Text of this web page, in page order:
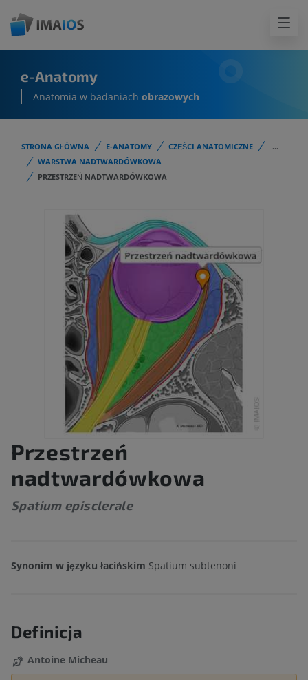
e-Anatomy
Anatomia w badaniach obrazowych
STRONA GŁÓWNA E-ANATOMY CZĘŚCI ANATOMICZNE
...
WARSTWA NADTWARDÓWKOWA
PRZESTRZEŃ NADTWARDÓWKOWA
Przestrzeń
nadtwardówkowa
Spatium episclerale
Synonim w języku łacińskim Spatium subtenoni
Definicja
Antoine Micheau